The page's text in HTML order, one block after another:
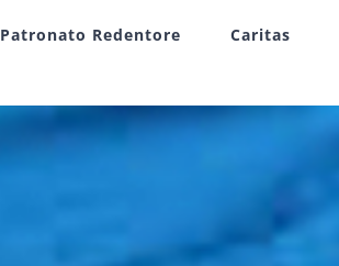
Patronato Redentore Caritas